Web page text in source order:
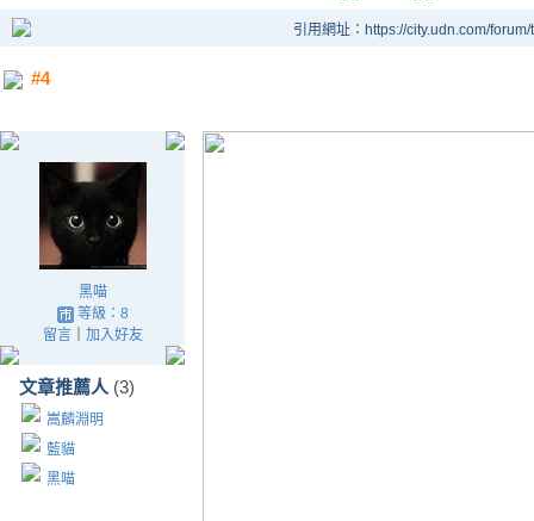
引用網址：https://city.udn.com/
#4
黑喵
等級：8
留言｜ 加入好友
文章推薦人 (3)
嵩麟淵明
藍貓
黑喵